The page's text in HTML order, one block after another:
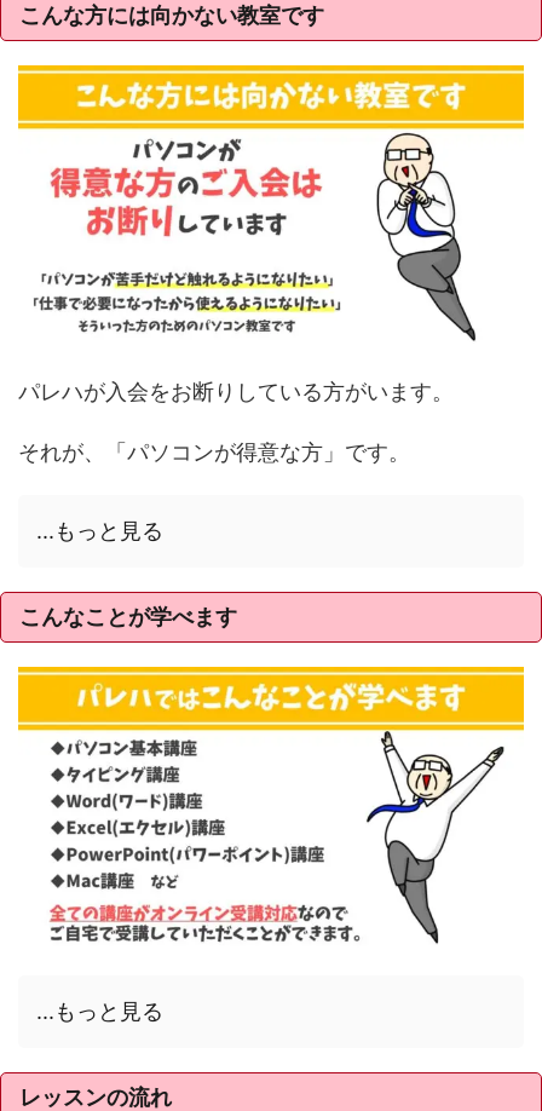
こんな方には向かない教室です
パレハが入会をお断りしている方がいます。
それが、「パソコンが得意な方」です。
...もっと見る
こんなことが学べます
...もっと見る
レッスンの流れ